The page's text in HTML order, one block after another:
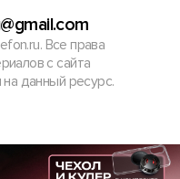
Все права
с сайта
данный ресурс.